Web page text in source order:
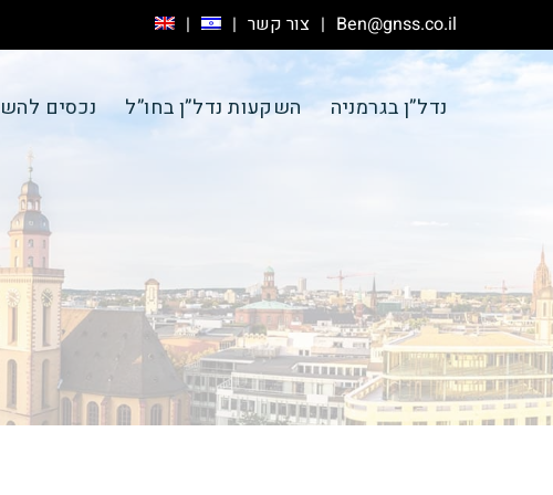
Ben@gnss.co.il צור קשר
נדל”ן בגרמניה השקעות נדל”ן בחו”ל נכסים